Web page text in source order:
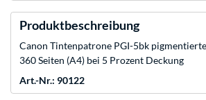
Produktbeschreibung
Canon Tintenpatrone PGI-5bk
360 Seiten (A4) bei 5 Prozent Deckung
Art.-Nr.: 90122